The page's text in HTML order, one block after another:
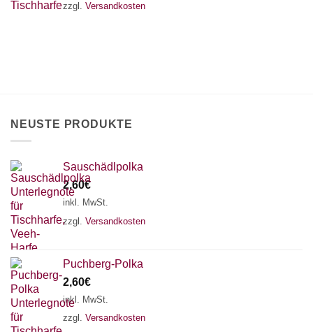
zzgl. Versandkosten
NEUSTE PRODUKTE
Sauschädlpolka
2,60€
inkl. MwSt.
zzgl. Versandkosten
Puchberg-Polka
2,60€
inkl. MwSt.
zzgl. Versandkosten